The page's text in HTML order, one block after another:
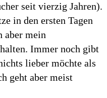
seit vierzig Jahren).
in den ersten Tagen
aber mein
Immer noch gibt
lieber möchte als
geht aber meist